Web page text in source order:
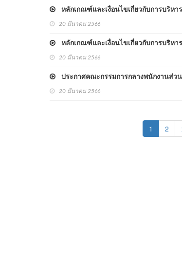
หลักเกณฑ์และเงื่อนไขเกี่ยวกับการบริห
20 มีนาคม 2566
หลักเกณฑ์และเงื่อนไขเกี่ยวกับการบริหา
20 มีนาคม 2566
ประกาศคณะกรรมการกลางพนักงานส่วน
20 มีนาคม 2566
1 (current)
2